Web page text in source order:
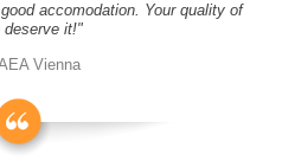
accomodation. Your quality of
deserve it!"
Vienna